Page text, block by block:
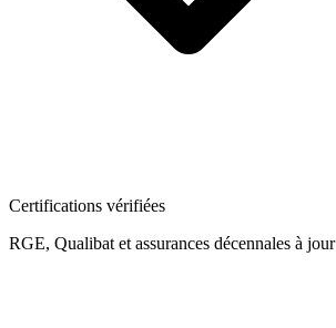
Certifications vérifiées
RGE, Qualibat et assurances décennales à jour